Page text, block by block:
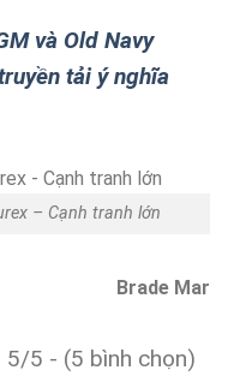
và Old Navy
tải ý nghĩa
– Cạnh tranh lớn
Brade Mar
5/5 - (5 bình chọn)